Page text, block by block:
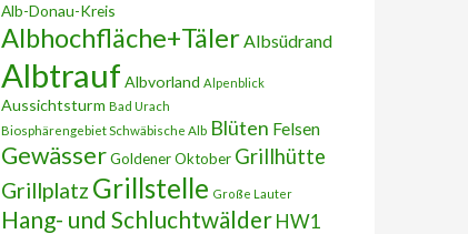
Alb-Donau-Kreis
Albhochfläche+TälerAlbsüdrand
Albtrauf Albvorland Alpenblick
Aussichtsturm Bad Urach
Biosphärengebiet Schwäbische Alb Blüten Felsen
GewässerGoldener Oktober Grillhütte
Grillplatz Grillstelle Große Lauter
Hang- und SchluchtwälderHW1